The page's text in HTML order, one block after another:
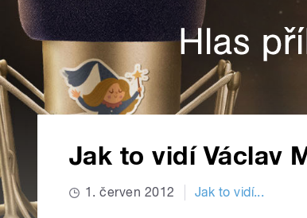
Jak to vidí Václav
1. červen 2012 Jak to vidí...